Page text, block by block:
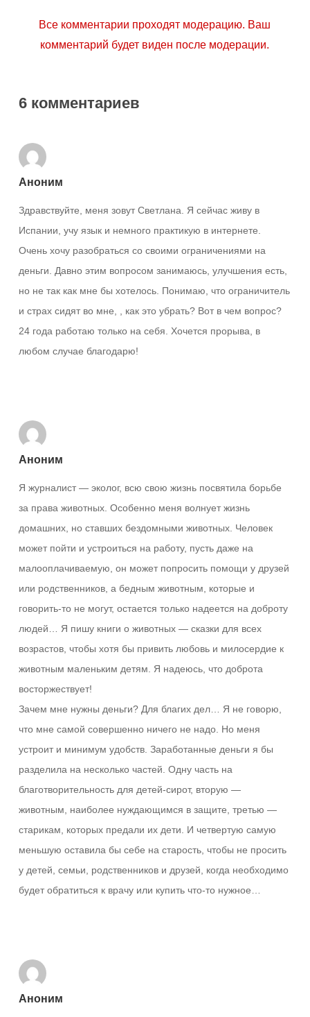
Все комментарии проходят модерацию. Ваш
комментарий будет виден после модерации.
6 комментариев
Аноним
Здравствуйте, меня зовут Светлана. Я сейчас живу в
Испании, учу язык и немного практикую в интернете.
Очень хочу разобраться со своими ограничениями на
деньги. Давно этим вопросом занимаюсь, улучшения есть,
но не так как мне бы хотелось. Понимаю, что ограничитель
и страх сидят во мне, , как это убрать? Вот в чем вопрос?
24 года работаю только на себя. Хочется прорыва, в
любом случае благодарю!
Аноним
Я журналист — эколог, всю свою жизнь посвятила борьбе
за права животных. Особенно меня волнует жизнь
домашних, но ставших бездомными животных. Человек
может пойти и устроиться на работу, пусть даже на
малооплачиваемую, он может попросить помощи у друзей
или родственников, а бедным животным, которые и
говорить-то не могут, остается только надеется на доброту
людей… Я пишу книги о животных — сказки для всех
возрастов, чтобы хотя бы привить любовь и милосердие к
животным маленьким детям. Я надеюсь, что доброта
восторжествует!
Зачем мне нужны деньги? Для благих дел… Я не говорю,
что мне самой совершенно ничего не надо. Но меня
устроит и минимум удобств. Заработанные деньги я бы
разделила на несколько частей. Одну часть на
благотворительность для детей-сирот, вторую —
животным, наиболее нуждающимся в защите, третью —
старикам, которых предали их дети. И четвертую самую
меньшую оставила бы себе на старость, чтобы не просить
у детей, семьи, родственников и друзей, когда необходимо
будет обратиться к врачу или купить что-то нужное…
Аноним